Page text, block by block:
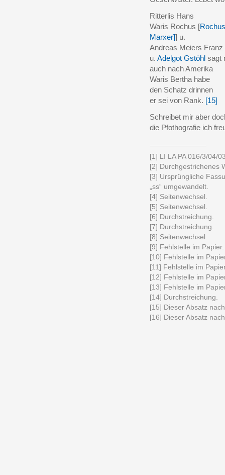
Ritterlis Hans
Waris Rochus [
Marxer]] u.
Andreas Meiers Franz
u. Adelgot Gstöhl sagt
auch nach Amerika
Waris Bertha habe
den Schatz drinnen
er sei von Rank. [15]
Schreibet mir aber
die Pfothografie ich
[1] LI LA PA 016/3/04/
[2] Durchgestrichenes
[3] Ursprüngliche
„ss“ umgewandelt.
[4] Seitenwechsel.
[5] Seitenwechsel.
[6] Durchstreichung.
[7] Durchstreichung.
[8] Seitenwechsel.
[9] Fehlstelle im Papier.
[10] Fehlstelle im
[11] Fehlstelle im
[12] Fehlstelle im
[13] Fehlstelle im
[14] Durchstreichung.
[15] Dieser Absatz
[16] Dieser Absatz